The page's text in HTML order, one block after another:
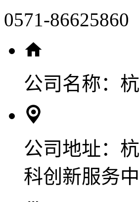
0571-86625860
公司名称：
公司地址：
科创新服务